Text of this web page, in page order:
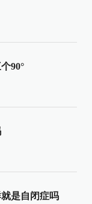
90°
是自闭症吗